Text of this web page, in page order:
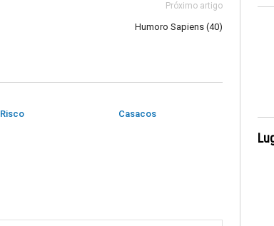
Próximo artigo
Humoro Sapiens (40)
Risco Casacos